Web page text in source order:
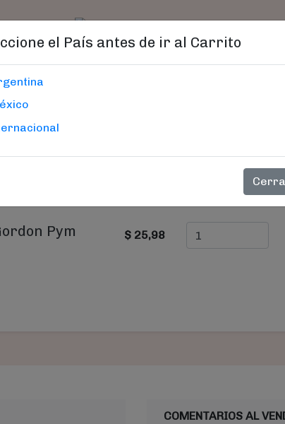
Catálogo
el País antes de ir al Carrito
Carrito De Compras
Pym $ 25,98
COMENTARIOS AL